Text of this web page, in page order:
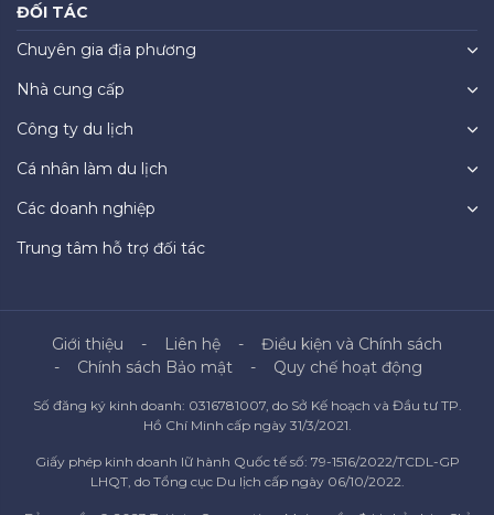
ĐỐI TÁC
Chuyên gia địa phương
Nhà cung cấp
Công ty du lịch
Cá nhân làm du lịch
Các doanh nghiệp
Trung tâm hỗ trợ đối tác
Giới thiệu Liên hệ
Điều kiện và Chính sách
Chính sách Bảo mật
Quy chế hoạt động
Số đăng ký kinh doanh: 0316781007, do Sở Kế hoạch và Đầu tư TP.
Hồ Chí Minh cấp ngày 31/3/2021.
Giấy phép kinh doanh lữ hành Quốc tế số: 79-1516/2022/TCDL-GP
LHQT, do Tổng cục Du lịch cấp ngày 06/10/2022.